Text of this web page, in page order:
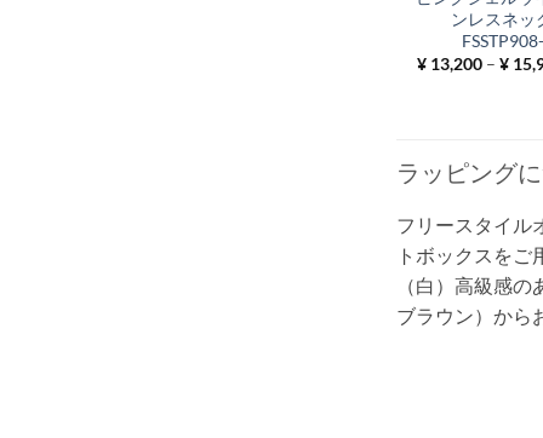
ンレスネッ
¥ 13,200 –¥
ラッピング
フリースタイル
トボックスを
（白）高級感
ブラウン）から